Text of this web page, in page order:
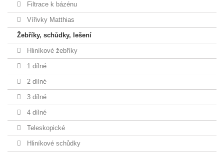
Filtrace k bázénu
Vířivky Matthias
Žebříky, schůdky, lešení
Hliníkové žebříky
1 dílné
2 dílné
3 dílné
4 dílné
Teleskopické
Hliníkové schůdky